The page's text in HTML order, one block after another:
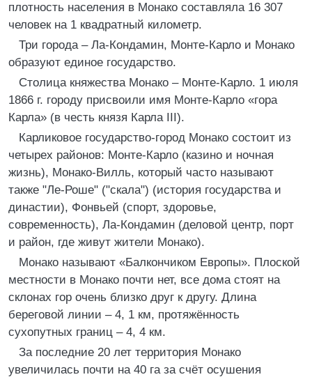
плотность населения в Монако составляла 16 307
человек на 1 квадратный километр.
Три города – Ла-Кондамин, Монте-Карло и Монако
образуют единое государство.
Столица княжества Монако – Монте-Карло. 1 июля
1866 г. городу присвоили имя Монте-Карло «гора
Карла» (в честь князя Карла III).
Карликовое государство-город Монако состоит из
четырех районов: Монте-Карло (казино и ночная
жизнь), Монако-Вилль, который часто называют
также "Ле-Роше" ("скала") (история государства и
династии), Фонвьей (спорт, здоровье,
современность), Ла-Кондамин (деловой центр, порт
и район, где живут жители Монако).
Монако называют «Балкончиком Европы». Плоской
местности в Монако почти нет, все дома стоят на
склонах гор очень близко друг к другу. Длина
береговой линии – 4, 1 км, протяжённость
сухопутных границ – 4, 4 км.
За последние 20 лет территория Монако
увеличилась почти на 40 га за счёт осушения